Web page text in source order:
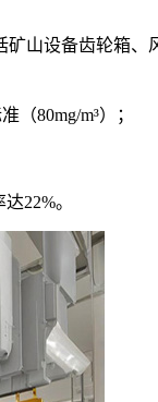
山设备齿轮箱
（80mg/m³）；
22%。